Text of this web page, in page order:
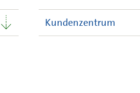
Kundenzentrum